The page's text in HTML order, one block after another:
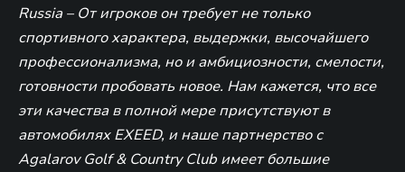
Russia – От игроков он требует не только
спортивного характера, выдержки, высочайшего
профессионализма, но и амбициозности, смелости,
готовности пробовать новое. Нам кажется, что все
эти качества в полной мере присутствуют в
автомобилях EXEED, и наше партнерство с
Agalarov Golf & Country Club имеет большие